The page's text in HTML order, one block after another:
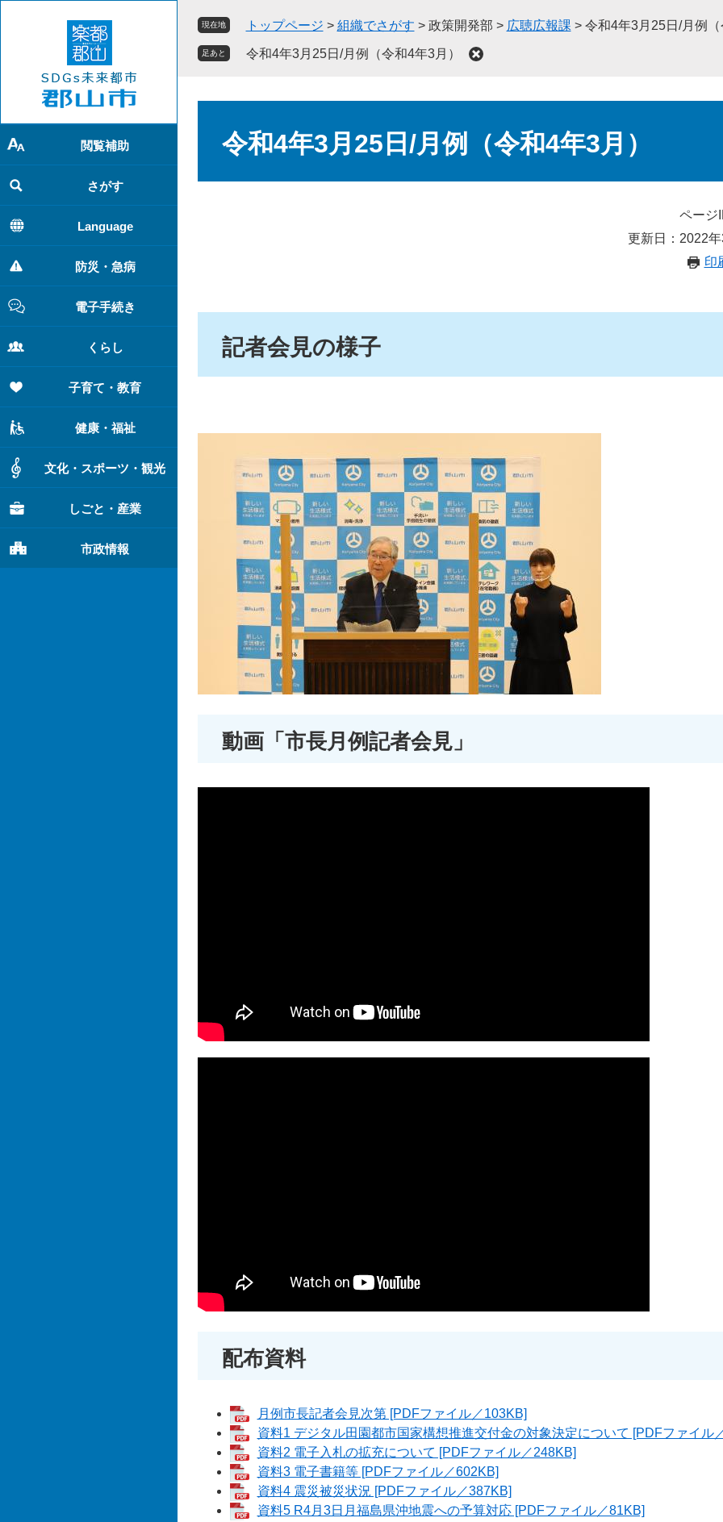
で
す
。
ば
し
て
本
文
へ
閲覧補助
さがす
Language
防災・急病
電子手続き
くらし
子育て・教育
健康・福祉
文化・スポーツ・観光
しごと・産業
市政情報
現在地 トップページ > 組織でさがす > 政策開発部 > 広聴広報課 > 令和4年3月25日/月例（
足あと 令和4年3月25日/月例（令和4年3月）
令和4年3月25日/月例（令和4年3月）
ページ
更新日：2022
印
記者会見の様子
動画「市長月例記者会見」
配布資料
月例市長記者会見次第 [PDFファイル／103KB]
資料1 デジタル田園都市国家構想推進交付金の対象決定について [PDFファイル
資料2 電子入札の拡充について [PDFファイル／248KB]
資料3 電子書籍等 [PDFファイル／602KB]
資料4 震災被災状況 [PDFファイル／387KB]
資料5 R4月3日月福島県沖地震への予算対応 [PDFファイル／81KB]